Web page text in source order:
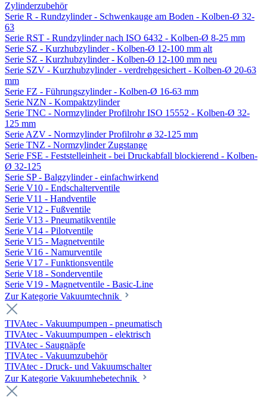
Zylinderzubehör
Serie R - Rundzylinder - Schwenkauge am Boden - Kolben-Ø 32-
63
Serie RST - Rundzylinder nach ISO 6432 - Kolben-Ø 8-25 mm
Serie SZ - Kurzhubzylinder - Kolben-Ø 12-100 mm alt
Serie SZ - Kurzhubzylinder - Kolben-Ø 12-100 mm neu
Serie SZV - Kurzhubzylinder - verdrehgesichert - Kolben-Ø 20-63
mm
Serie FZ - Führungszylinder - Kolben-Ø 16-63 mm
Serie NZN - Kompaktzylinder
Serie TNC - Normzylinder Profilrohr ISO 15552 - Kolben-Ø 32-
125 mm
Serie AZV - Normzylinder Profilrohr ø 32-125 mm
Serie TNZ - Normzylinder Zugstange
Serie FSE - Feststelleinheit - bei Druckabfall blockierend - Kolben-
Ø 32-125
Serie SP - Balgzylinder - einfachwirkend
Serie V10 - Endschalterventile
Serie V11 - Handventile
Serie V12 - Fußventile
Serie V13 - Pneumatikventile
Serie V14 - Pilotventile
Serie V15 - Magnetventile
Serie V16 - Namurventile
Serie V17 - Funktionsventile
Serie V18 - Sonderventile
Serie V19 - Magnetventile - Basic-Line
Zur Kategorie Vakuumtechnik
TIVAtec - Vakuumpumpen - pneumatisch
TIVAtec - Vakuumpumpen - elektrisch
TIVAtec - Saugnäpfe
TIVAtec - Vakuumzubehör
TIVAtec - Druck- und Vakuumschalter
Zur Kategorie Vakuumhebetechnik